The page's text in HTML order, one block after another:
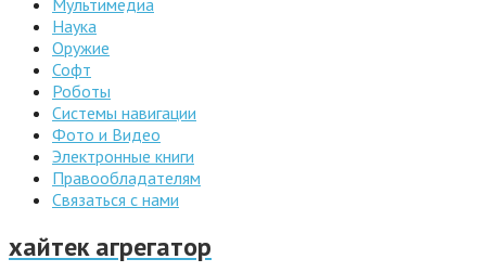
Мультимедиа
Наука
Оружие
Софт
Роботы
Системы навигации
Фото и Видео
Электронные книги
Правообладателям
Связаться с нами
хайтек агрегатор